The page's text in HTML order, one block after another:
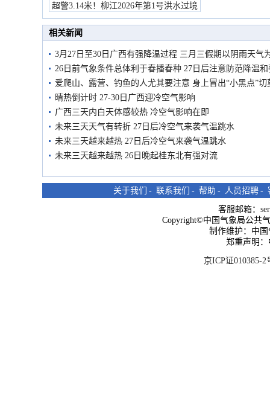
超警3.14米！柳江2026年第1号洪水过境
市民在堤岸见证汛况
相关新闻
3月27日至30日广西有强降温过程 三月三假期以阴雨天气
26日前气象条件总体利于春播春种 27日后注意防范降温
爱爬山、露营、钓鱼的人尤其要注意 身上冒出“小黑点”切
晴热倒计时 27-30日广西迎冷空气影响
广西三天内白天体感较热 冷空气影响在即
未来三天天气有转折 27日后冷空气来袭气温跳水
未来三天越来越热 27日后冷空气来袭气温跳水
未来三天越来越热 26日晚起桂东北有强对流
关于我们 - 联系我们 - 帮助 - 人员招聘 -
客服邮箱：
Copyright©中国气象局公共
制作维护：中
郑重声明
京ICP证010385-2